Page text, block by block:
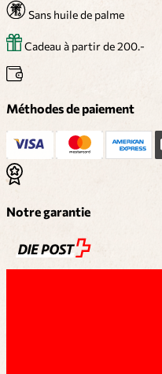
Sans huile de palme
Cadeau à partir de 200.-
Méthodes de paiement
Notre garantie